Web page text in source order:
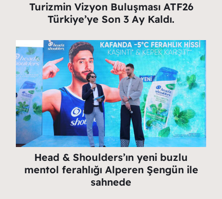
Turizmin Vizyon Buluşması ATF26
Türkiye’ye Son 3 Ay Kaldı.
Head & Shoulders’ın yeni buzlu
mentol ferahlığı Alperen Şengün ile
sahnede